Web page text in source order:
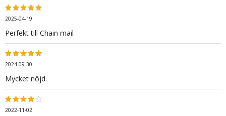
2025-04-19
Perfekt till Chain mail
2024-09-30
Mycket nöjd.
2022-11-02